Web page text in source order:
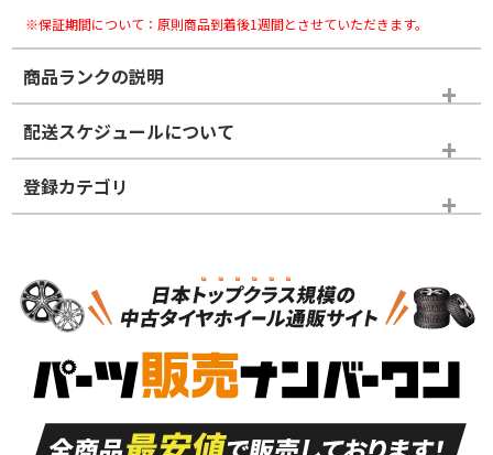
※保証期間について：原則商品到着後1週間とさせていただきます。
商品ランクの説明
※商品ランクは出品者の主観により判断しておりますので、あら
かじめご了承ください。
ホイールランク
S
品）
S
新車外し品（新古
付き
A
走行距離も少なく、
目立つ傷もほとんど
A
走行距離も少なく、
非常に状態の良い中
配送スケジュールについて
登録カテゴリ
スタッドレスタイヤホイールセット